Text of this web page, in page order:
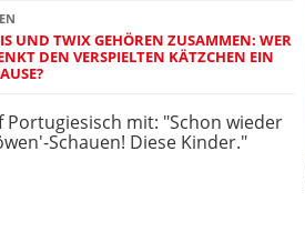
UND TWIX GEHÖREN ZUSAMMEN: WER
DEN VERSPIELTEN KÄTZCHEN EIN
Portugiesisch mit: "Schon wieder
Schauen! Diese Kinder."